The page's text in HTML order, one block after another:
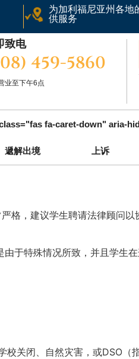
为加利福尼亚州各地
供服务
致电
459-5860
业至下午6点
fa-caret-down" aria-
遞解出境 上诉
格，建议学生聘请法律顾问
于特殊情况所致，并且学生
关闭、自然灾害，或DSO（